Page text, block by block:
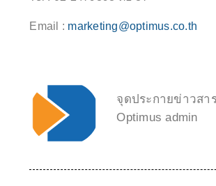
Email : marketing@optimus.co.th
จุดประกายข่าวสา
Optimus admin